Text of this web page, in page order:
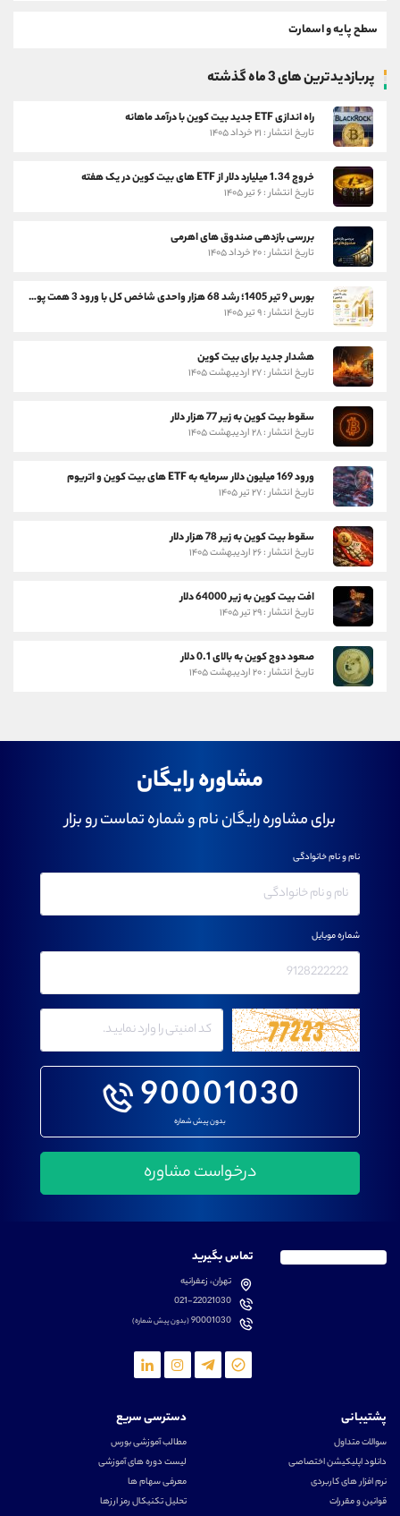
سطح پایه و اسمارت
پربازدیدترین های 3 ماه گذشته
راه اندازی ETF جدید بیت کوین با درآمد ماهانه
تاریخ انتشار : ۲۱ خرداد ۱۴۰۵
خروج 1.34 میلیارد دلار از ETF های بیت کوین در یک هفته
تاریخ انتشار : ۶ تیر ۱۴۰۵
بررسی بازدهی صندوق های اهرمی
تاریخ انتشار : ۲۰ خرداد ۱۴۰۵
بورس 9 تیر 1405؛ رشد 68 هزار واحدی شاخص کل با ورود 3 همت پول حقیقی
تاریخ انتشار : ۹ تیر ۱۴۰۵
هشدار جدید برای بیت کوین
تاریخ انتشار : ۲۷ اردیبهشت ۱۴۰۵
سقوط بیت کوین به زیر 77 هزار دلار
تاریخ انتشار : ۲۸ اردیبهشت ۱۴۰۵
ورود 169 میلیون دلار سرمایه به ETF های بیت کوین و اتریوم
تاریخ انتشار : ۲۷ تیر ۱۴۰۵
سقوط بیت کوین به زیر 78 هزار دلار
تاریخ انتشار : ۲۶ اردیبهشت ۱۴۰۵
افت بیت کوین به زیر 64000 دلار
تاریخ انتشار : ۲۹ تیر ۱۴۰۵
صعود دوج کوین به بالای 0.1 دلار
تاریخ انتشار : ۲۰ اردیبهشت ۱۴۰۵
مشاوره رایگان
برای مشاوره رایگان نام و شماره تماست رو بزار
90001030
بدون پیش شماره
نام و نام خانوادگی
شماره موبایل
تماس بگیرید
تهران، زعفرانیه
021-22021030
90001030(بدون پیش شماره)
پشتیبانی
سوالات متداول
دانلود اپلیکیشن اختصاصی
نرم افزار های کاربردی
قوانین و مقررات
دسترسی سریع
مطالب آموزشی بورس
لیست دوره های آموزشی
معرفی سهام ها
تحلیل تکنیکال رمز ارزها